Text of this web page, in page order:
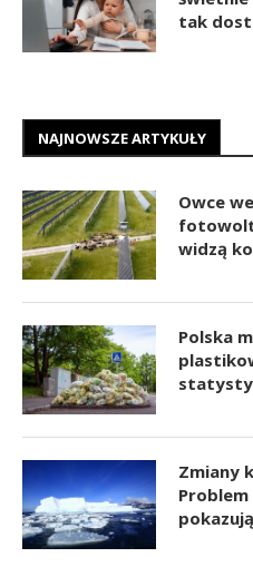
tak
NAJNOWSZE ARTYKUŁY
Owce
widzą
Polska
Zmiany